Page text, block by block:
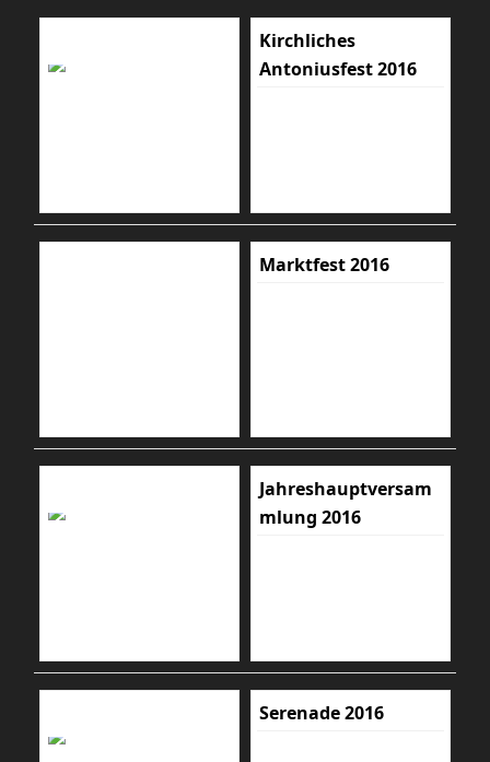
Kirchliches
Antoniusfest 2016
Marktfest 2016
Jahreshauptversam
mlung 2016
Serenade 2016